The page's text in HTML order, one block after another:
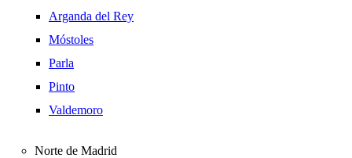
Arganda del Rey
Móstoles
Parla
Pinto
Valdemoro
Norte de Madrid